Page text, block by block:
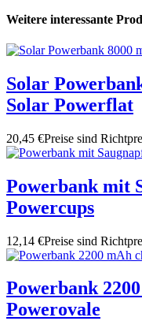
Weitere interessante
Solar
Solar Powerflat
20,45 €Preise sind
Powerbank mit
Powercups
12,14 €Preise sind
Powerbank
Powerovale